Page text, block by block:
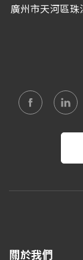
廣州市天河區
關於我們